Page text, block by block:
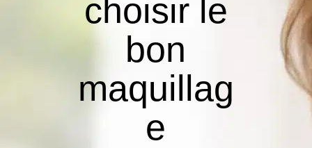
choisir le
bon
maquillag
e